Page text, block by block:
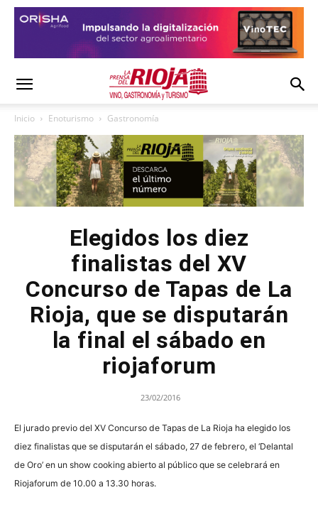
Inicio Enoturismo Gastronomía
Elegidos los diez
finalistas del XV
Concurso de Tapas de La
Rioja, que se disputarán
la final el sábado en
riojaforum
23/02/2016
El jurado previo del XV Concurso de Tapas de La Rioja ha elegido los
diez finalistas que se disputarán el sábado, 27 de febrero, el ‘Delantal
de Oro’ en un show cooking abierto al público que se celebrará en
Riojaforum de 10.00 a 13.30 horas.